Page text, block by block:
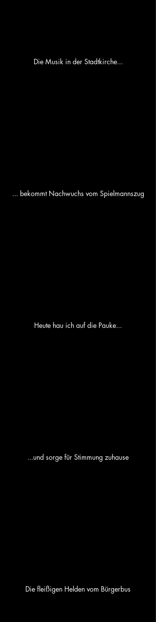
Die Musik in der Stadtkirche...
... bekommt Nachwuchs vom Spielmannszug
Heute hau ich auf die Pauke...
...und sorge für Stimmung zuhause
Die fleißigen Helden vom Bürgerbus